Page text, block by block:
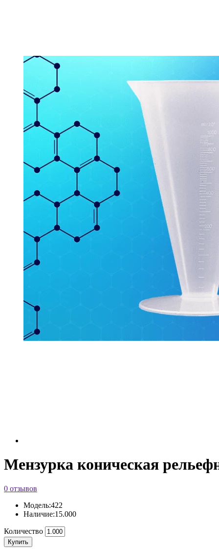
Мензурка коническая
0 отзывов
Модель:422
Наличие:15.000
Количество
Купить